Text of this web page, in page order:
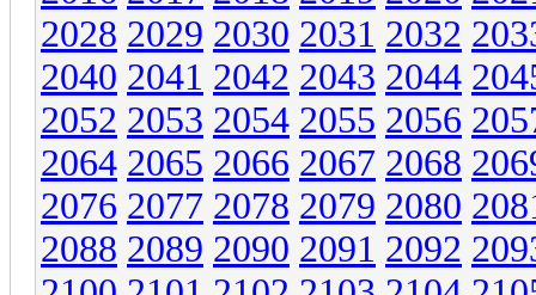
2028 2029 2030 2031 2032
2040 2041 2042 2043 2044
2052 2053 2054 2055 2056
2064 2065 2066 2067 2068
2076 2077 2078 2079 2080
2088 2089 2090 2091 2092